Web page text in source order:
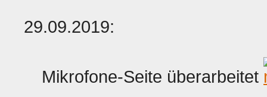
29.09.2019:
Mikrofone-Seite überarbeitet